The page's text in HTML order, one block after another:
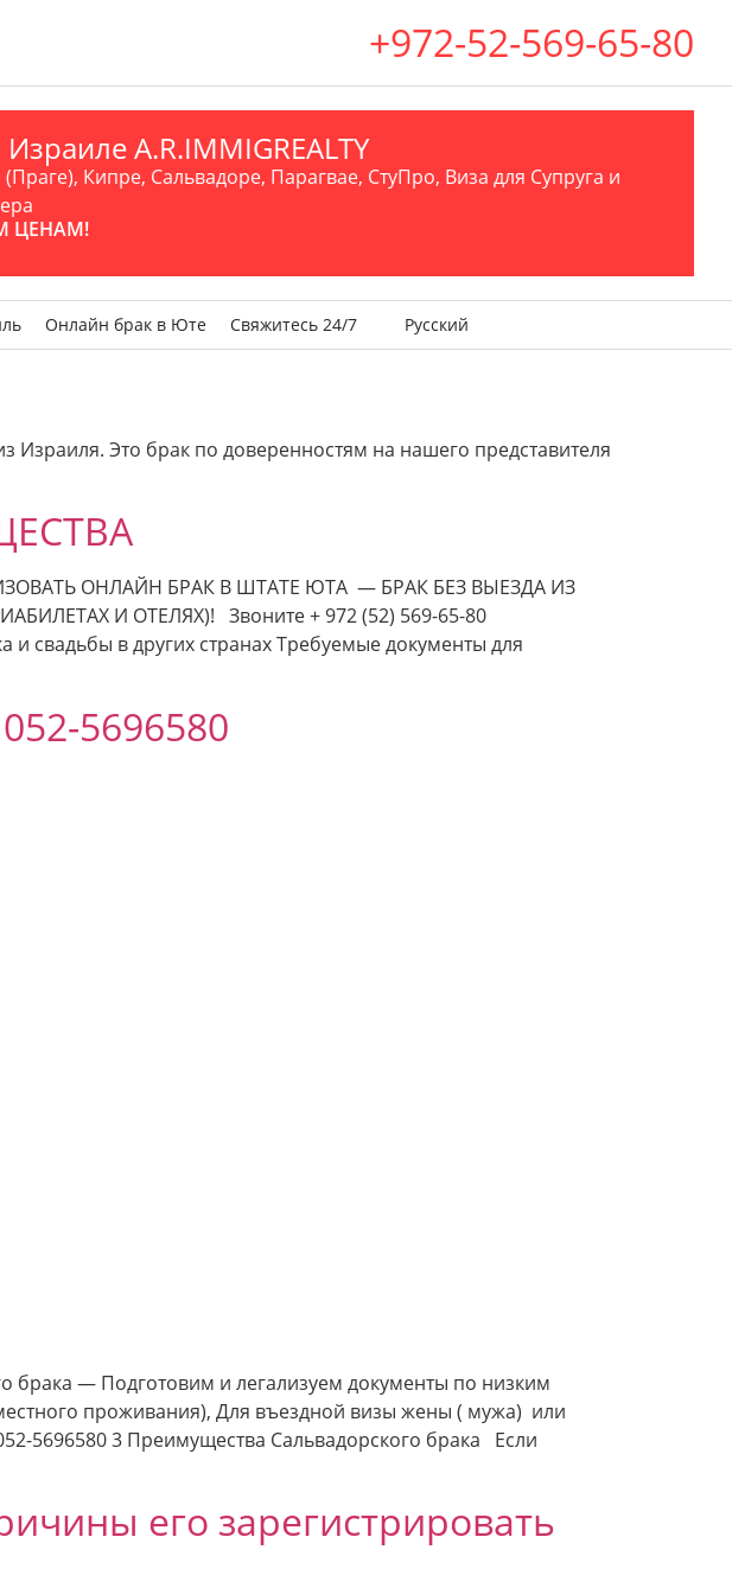
+972-52-569-65-80
A.R.IMMIGREALTY
Кипре, Сальвадоре, Парагвае, СтуПро, Виза для Супруга и
ЦЕНАМ!
Онлайн брак в Юте Свяжитесь 24/7 Русский
Израиля. Это брак по доверенностям на нашего представителя
ОНЛАЙН БРАК В ШТАТЕ ЮТА — БРАК БЕЗ ВЫЕЗДА ИЗ
И ОТЕЛЯХ)! Звоните + 972 (52) 569-65-80
и свадьбы в других странах Требуемые документы для
5696580
— Подготовим и легализуем документы по низким
проживания), Для въездной визы жены ( мужа) или
5696580 3 Преимущества Сальвадорского брака Если
его зарегистрировать